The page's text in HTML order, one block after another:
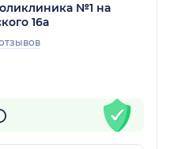
№1 на
16а